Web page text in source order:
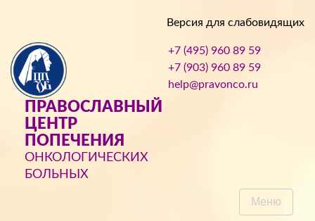
Версия для слабовидящих
ПРАВОСЛАВНЫЙ
ЦЕНТР
ПОПЕЧЕНИЯ
ОНКОЛОГИЧЕСКИХ
БОЛЬНЫХ
+7 (495) 960 89 59
+7 (903) 960 89 59
help@pravonco.ru
Меню